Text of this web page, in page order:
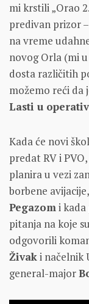
mi krstili „Orao
predivan prizor –
na vreme
novog Orla (mi
dosta različitih
možemo reći da
Lasti u
Kada će novi
predat RV i
planira u vezi
borbene
Pegazomi kada
pitanja na koje
odgovorili
Živaki načelnik
general-major